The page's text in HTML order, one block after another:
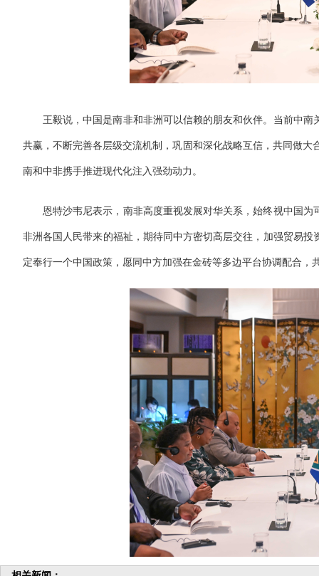
王毅说，中国是南非和非洲可以信赖的朋友和伙伴。当前中
共赢，不断完善各层级交流机制，巩固和深化战略互信，共同做
南和中非携手推进现代化注入强劲动力。
恩特沙韦尼表示，南非高度重视发展对华关系，始终视中国
非洲各国人民带来的福祉，期待同中方密切高层交往，加强贸易
定奉行一个中国政策，愿同中方加强在金砖等多边平台协调配合